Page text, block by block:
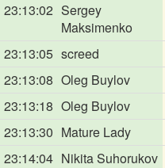
23:13:02 Sergey
Maksimenko
23:13:05 screed
23:13:08 Oleg Buylov
23:13:18 Oleg Buylov
23:13:30 Mature Lady
23:14:04 Nikita Suhorukov